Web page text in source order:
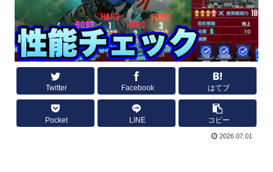
Twitter Facebook はてブ
Pocket LINE コピー
2026.07.01